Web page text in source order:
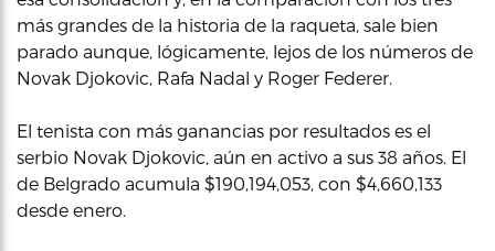
más grandes de la historia de la raqueta, sale bien
parado aunque, lógicamente, lejos de los números de
Novak Djokovic, Rafa Nadal y Roger Federer.
El tenista con más ganancias por resultados es el
serbio Novak Djokovic, aún en activo a sus 38 años. El
de Belgrado acumula $190,194,053, con $4,660,133
desde enero.